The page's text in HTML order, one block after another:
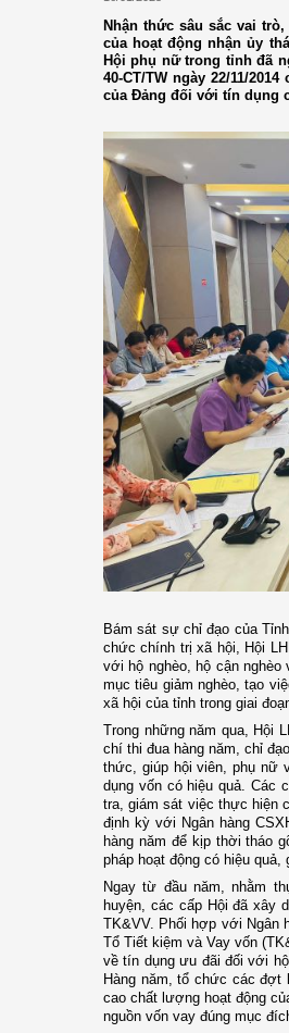
Nhận thức sâu sắc vai
của hoạt động nhận ủy
Hội phụ nữ trong tỉnh đã
40-CT/TW ngày 22/11/
của Đảng đối với tín dụng
Bám sát sự chỉ đạo của
chức chính trị xã hội, Hội
với hộ nghèo, hộ cận
mục tiêu giảm nghèo, tạo
xã hội của tỉnh trong giai
Trong những năm qua, Hội
chí thi đua hàng năm, chỉ
thức, giúp hội viên, phụ nữ
dụng vốn có hiệu quả. Các
tra, giám sát việc thực hiện
định kỳ với Ngân hàng
hàng năm để kịp thời tháo
pháp hoạt động có hiệu
Ngay từ đầu năm, nhằm
huyện, các cấp Hội đã xây
TK&VV. Phối hợp với Ngân
Tổ Tiết kiệm và Vay vốn
về tín dụng ưu đãi đối với
Hàng năm, tổ chức các
cao chất lượng hoạt động
nguồn vốn vay đúng mục